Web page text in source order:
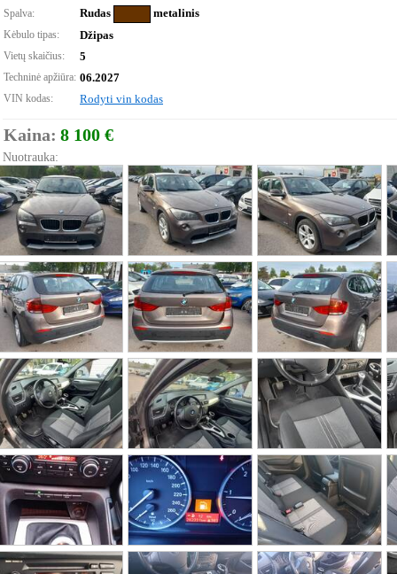
Spalva: Rudas metalinis
Kėbulo tipas: Džipas
Vietų skaičius: 5
Techninė apžiūra: 06.2027
VIN kodas: Rodyti vin kodas
Kaina: 8 100 €
Nuotrauka: